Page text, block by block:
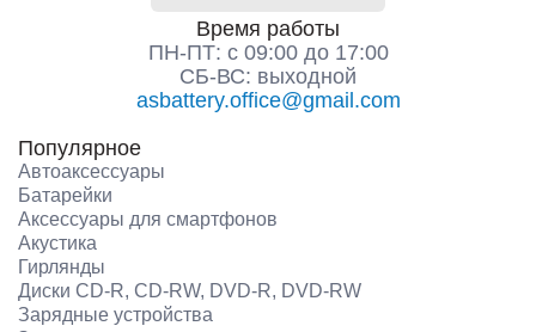
Время работы
ПН-ПТ: с 09:00 до 17:00
СБ-ВС: выходной
asbattery.office@gmail.com
Популярное
Автоаксессуары
Батарейки
Аксессуары для смартфонов
Акустика
Гирлянды
Диски CD-R, CD-RW, DVD-R, DVD-RW
Зарядные устройства